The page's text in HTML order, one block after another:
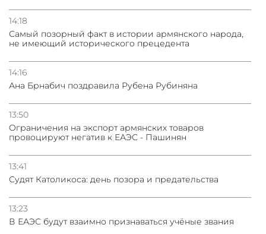
14:18
Самый позорный факт в истории армянского народа,
не имеющий исторического прецедента
14:16
Ана Брнабич поздравила Рубена Рубиняна
13:50
Oграничения на экспорт армянских товаров
провоцируют негатив к ЕАЭС - Пашинян
13:41
Судят Католикоса: день позора и предательства
13:23
В ЕАЭС будут взаимно признаваться учёные звания